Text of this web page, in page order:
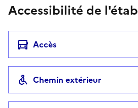
Accessibilité de
Accès
Chemin extérieur